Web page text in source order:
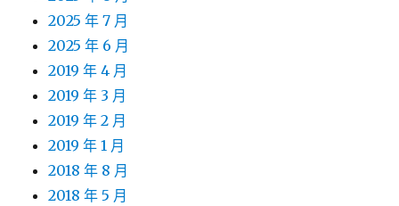
2025 年 7 月
2025 年 6 月
2019 年 4 月
2019 年 3 月
2019 年 2 月
2019 年 1 月
2018 年 8 月
2018 年 5 月